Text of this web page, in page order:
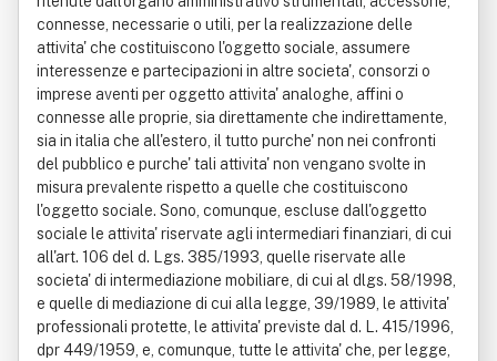
connesse, necessarie o utili, per la realizzazione delle
attivita' che costituiscono l'oggetto sociale, assumere
interessenze e partecipazioni in altre societa', consorzi o
imprese aventi per oggetto attivita' analoghe, affini o
connesse alle proprie, sia direttamente che indirettamente,
sia in italia che all'estero, il tutto purche' non nei confronti
del pubblico e purche' tali attivita' non vengano svolte in
misura prevalente rispetto a quelle che costituiscono
l'oggetto sociale. Sono, comunque, escluse dall'oggetto
sociale le attivita' riservate agli intermediari finanziari, di cui
all'art. 106 del d. Lgs. 385/1993, quelle riservate alle
societa' di intermediazione mobiliare, di cui al dlgs. 58/1998,
e quelle di mediazione di cui alla legge, 39/1989, le attivita'
professionali protette, le attivita' previste dal d. L. 415/1996,
dpr 449/1959, e, comunque, tutte le attivita' che, per legge,